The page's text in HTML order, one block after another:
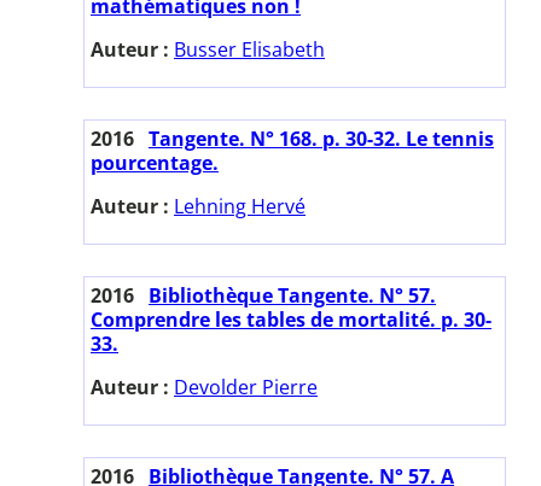
mathématiques non !
Auteur : Busser Elisabeth
2016 Tangente. N° 168. p. 30-32. Le tennis
pourcentage.
Auteur : Lehning Hervé
2016 Bibliothèque Tangente. N° 57.
Comprendre les tables de mortalité. p. 30-
33.
Auteur : Devolder Pierre
2016 Bibliothèque Tangente. N° 57. A